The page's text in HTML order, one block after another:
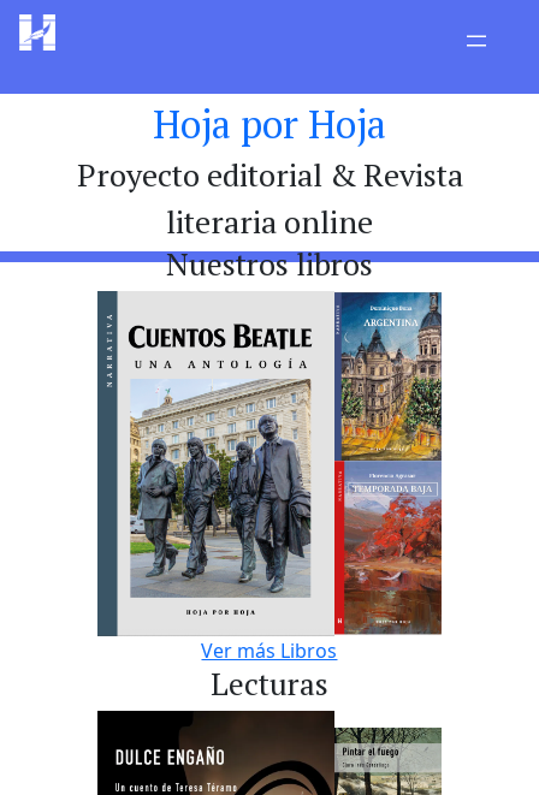
Hoja por Hoja
Proyecto editorial & Revista
literaria online
Nuestros libros
Ver más Libros
Lecturas